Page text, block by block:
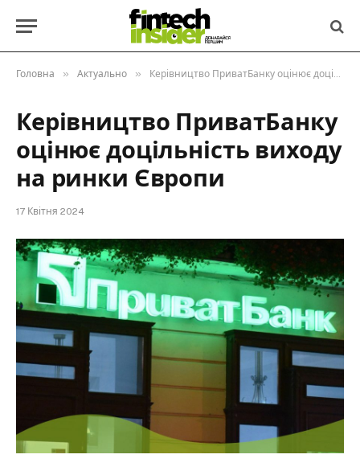
Головна » Актуально » Керівництво ПриватБанку оцінює доцільність виходу на ринки Європи
Керівництво ПриватБанку
оцінює доцільність виходу
на ринки Європи
17 Квітня 2024